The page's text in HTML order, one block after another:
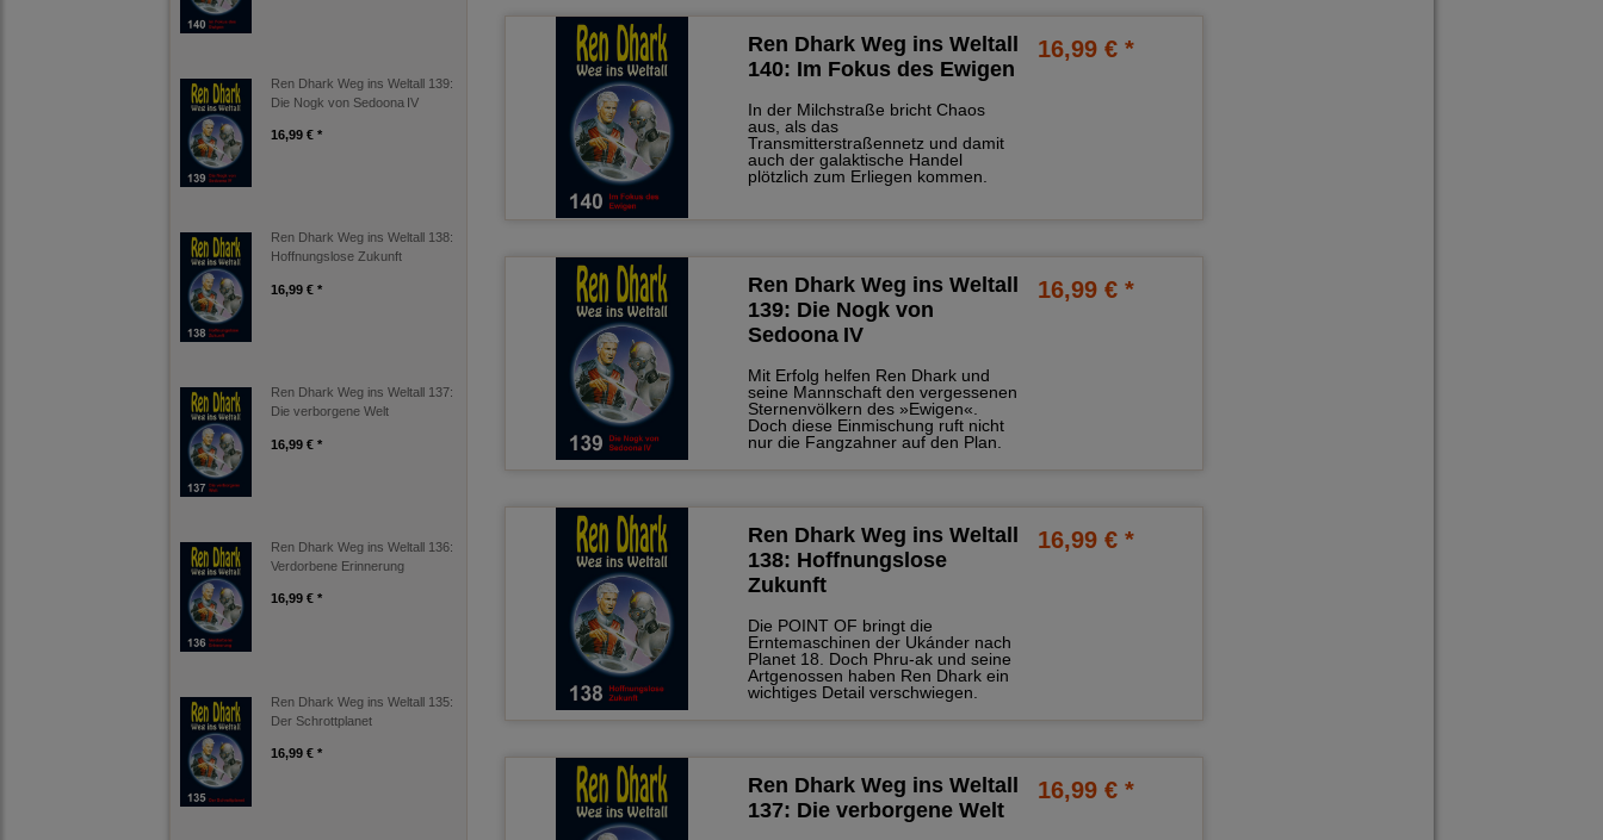
Ren Dhark Weg ins Weltall 139:
Die Nogk von Sedoona IV
16,99 € *
Ren Dhark Weg ins Weltall 138:
Hoffnungslose Zukunft
16,99 € *
Ren Dhark Weg ins Weltall 137:
Die verborgene Welt
16,99 € *
Ren Dhark Weg ins Weltall 136:
Verdorbene Erinnerung
16,99 € *
Ren Dhark Weg ins Weltall 135:
Der Schrottplanet
16,99 € *
Ren Dhark Weg ins Weltall
140: Im Fokus des Ewigen
In der Milchstraße bricht Chaos
aus, als das
Transmitterstraßennetz und damit
auch der galaktische Handel
plötzlich zum Erliegen kommen.
16,99 € *
Ren Dhark Weg ins Weltall
139: Die Nogk von
Sedoona IV
Mit Erfolg helfen Ren Dhark und
seine Mannschaft den vergessenen
Sternenvölkern des »Ewigen«.
Doch diese Einmischung ruft nicht
nur die Fangzahner auf den Plan.
16,99 € *
Ren Dhark Weg ins Weltall
138: Hoffnungslose
Zukunft
Die POINT OF bringt die
Erntemaschinen der Ukánder nach
Planet 18. Doch Phru-ak und seine
Artgenossen haben Ren Dhark ein
wichtiges Detail verschwiegen.
16,99 € *
Ren Dhark Weg ins Weltall
137: Die verborgene Welt
16,99 € *